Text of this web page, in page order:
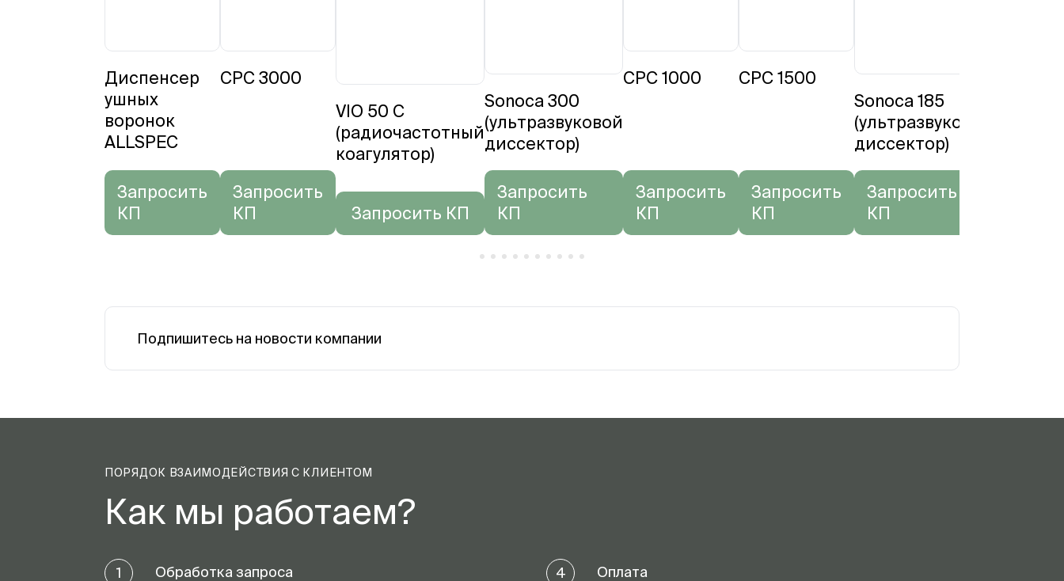
Диспенсер
ушных
воронок
ALLSPEC
Запросить
КП
CPC 3000
Запросить
КП
VIO 50 C
(радиочастотный
коагулятор)
Запросить КП
Sonoca 300
(ультразвуковой
диссектор)
Запросить
КП
CPC 1000
Запросить
КП
CPC 1500
Запросить
КП
Sonoca 185
(ультразвуковой
диссектор)
Запросить
КП
Подпишитесь на новости компании
ПОРЯДОК ВЗАИМОДЕЙСТВИЯ С КЛИЕНТОМ
Как мы работаем?
1 Обработка запроса 4 Оплата